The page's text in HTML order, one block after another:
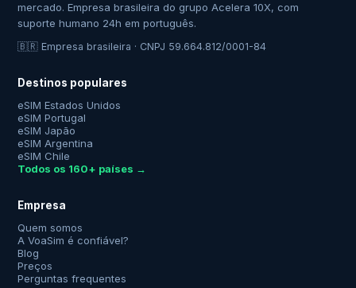
mercado. Empresa brasileira do grupo Acelera 10X, com
suporte humano 24h em português.
🇧🇷 Empresa brasileira · CNPJ 59.664.812/0001-84
Destinos populares
eSIM Estados Unidos
eSIM Portugal
eSIM Japão
eSIM Argentina
eSIM Chile
Todos os 160+ países →
Empresa
Quem somos
A VoaSim é confiável?
Blog
Preços
Perguntas frequentes